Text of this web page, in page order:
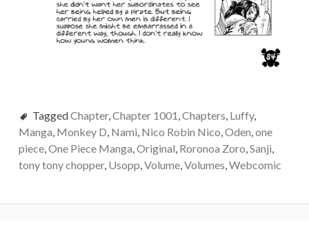
TaggedChapter, Chapter 1001 Chapters Luffy,
Manga Monkey D Nami Nico Robin Nico Oden one
piece, One Piece Manga Original Roronoa Zoro Sanji
tony tony chopper, Usopp Volume, Volumes Webcomic